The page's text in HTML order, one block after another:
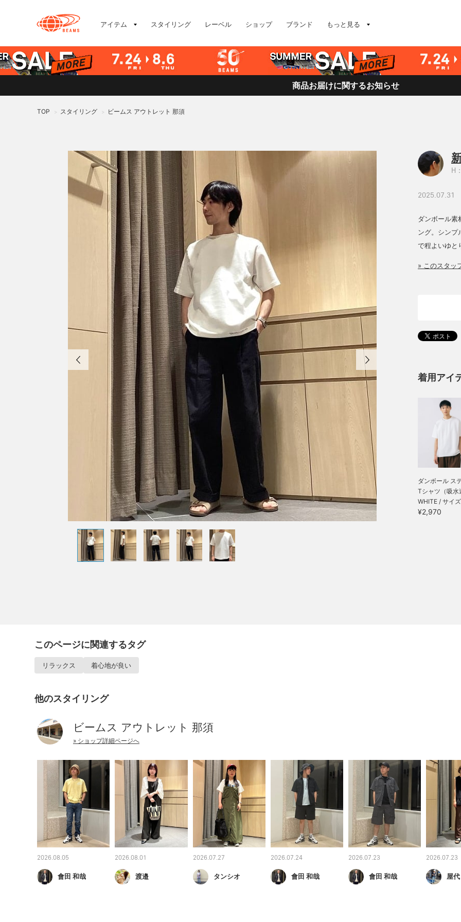
アイテム スタイリング レーベル ショップ ブランド もっと見る
商品お届けに関するお知らせ
TOP > スタイリング > ビームス アウトレット 那須
H
2025.07.31
ダンボール素
ング。シン
で程よいゆと
» このスタッ
着用アイ
ダンボール ス
Tシャツ（吸水
WHITE / サイ
¥2,970
このページに関連するタグ
リラックス 着心地が良い
他のスタイリング
ビームス アウトレット 那須
» ショップ詳細ページへ
2026.08.05
會田 和哉
2026.08.01
渡邉
2026.07.27
タンシオ
2026.07.24
會田 和哉
2026.07.23
會田 和哉
2026.07.23
屋代